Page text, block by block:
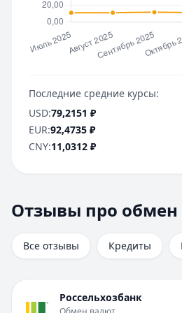
Последние средние курсы:
USD:79,2151 ₽
EUR:92,4735 ₽
CNY:11,0312 ₽
Всего отзывов на странице:8.
Быстро поменял без суеты
Рейтинг:5
Город:Санкт-Петербург
Дата:28 сентября 2025 г.
Отзывы про
Все отзывы Кредиты
Россельхозбанк